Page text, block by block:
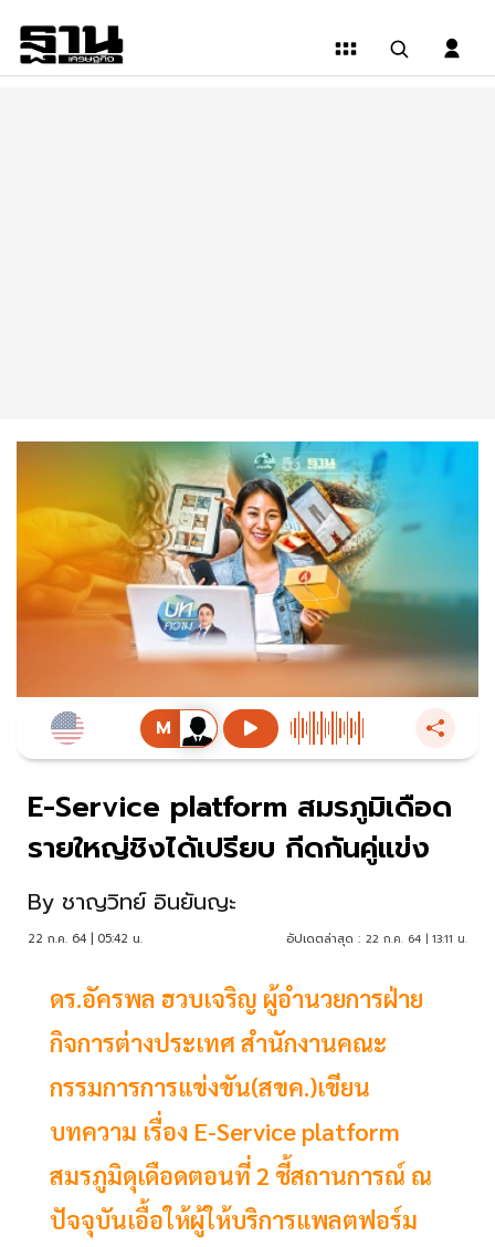
E-Service platform สมรภูมิเดือด
รายใหญ่ชิงได้เปรียบ กีดกันคู่แข่ง
By ชาญวิทย์ อินยันญะ
22 ก.ค. 64 | 05:42 น. อัปเดตล่าสุด : 22 ก.ค. 64 | 13:11 น.
ดร.อัครพล ฮวบเจริญ ผู้อำนวยการฝ่าย
กิจการต่างประเทศ สำนักงานคณะ
กรรมการการแข่งขัน(สขค.)เขียน
บทความ เรื่อง E-Service platform
สมรภูมิดุเดือดตอนที่ 2 ชี้สถานการณ์ ณ
ปัจจุบันเอื้อให้ผู้ให้บริการแพลตฟอร์ม